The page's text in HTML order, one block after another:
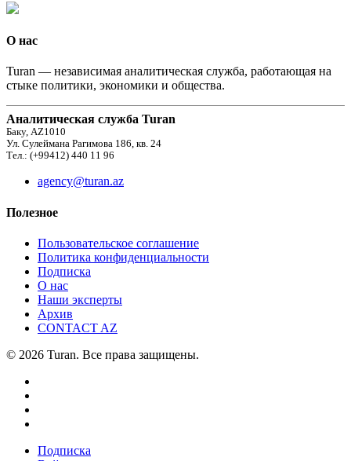
О нас
Turan — независимая аналитическая служба, работающая на
стыке политики, экономики и общества.
Аналитическая служба Turan
Баку, AZ1010
Ул. Сулеймана Рагимова 186, кв. 24
Тел.: (+99412) 440 11 96
agency@turan.az
Полезное
Пользовательское соглашение
Политика конфиденциальности
Подписка
О нас
Наши эксперты
Архив
CONTACT AZ
© 2026 Turan. Все права защищены.
Подписка